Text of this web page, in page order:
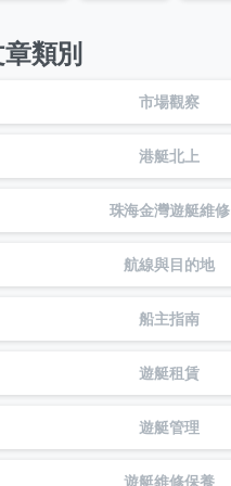
類別
市場觀察
港艇北上
珠海金灣遊艇維修
航線與目的地
船主指南
遊艇租賃
遊艇管理
遊艇維修保養